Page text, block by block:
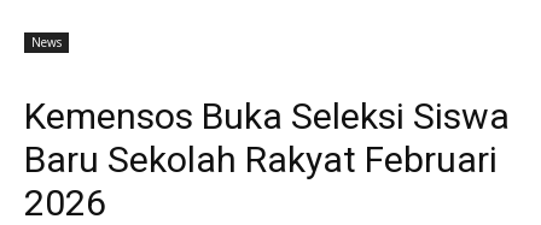
News
Kemensos Buka Seleksi Siswa
Baru Sekolah Rakyat Februari
2026